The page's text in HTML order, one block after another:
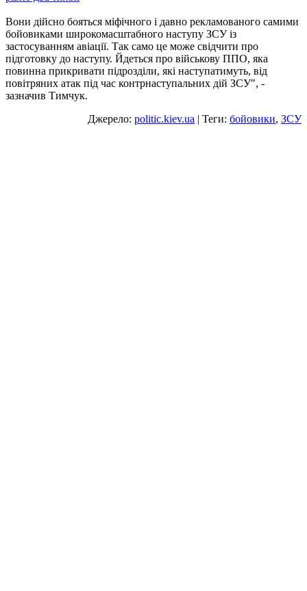
Вони дійсно бояться міфічного і давно рекламованого самими
бойовиками широкомасштабного наступу ЗСУ із
застосуванням авіації. Так само це може свідчити про
підготовку до наступу. Йдеться про військову ППО, яка
повинна прикривати підрозділи, які наступатимуть, від
повітряних атак під час контрнаступальних дій ЗСУ", -
зазначив Тимчук.
Джерело: politic.kiev.ua | Теги: бойовики, ЗСУ